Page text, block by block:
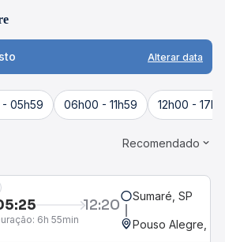
Alterar data
05h59 06h00 - 11h59 12h00 -
Recomendado
12:20
6h 55min
Sumaré, SP
Pouso Alegre,